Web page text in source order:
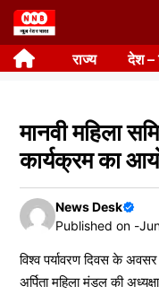
Skip
to
content राज्य देश –
मानवी महिला
कार्यक्रम का
News Desk
Published on -
विश्व पर्यावरण दिवस के
अर्पिता महिला मंडल की